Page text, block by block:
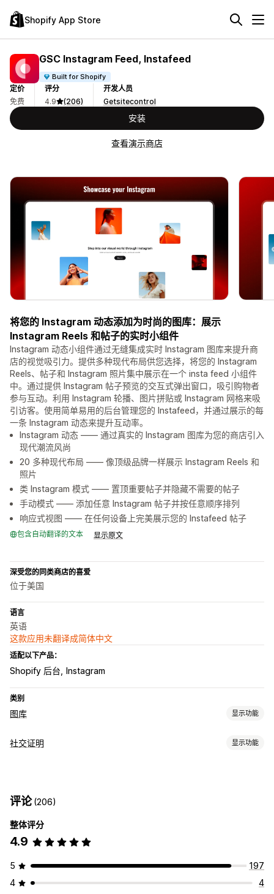
Shopify App Store
GSC Instagram Feed, Instafeed
Built for Shopify
定价
免费
评分
4.9
(206)
开发人员
Getsitecontrol
安装
查看演示商店
将您的 Instagram 动态添加为时尚的图库：展示
Instagram Reels 和帖子的实时小组件
Instagram 动态小组件通过无缝集成实时 Instagram 图库来提升商
店的视觉吸引力。提供多种现代布局供您选择，将您的 Instagram
Reels、帖子和 Instagram 照片集中展示在一个 insta feed 小组件
中。通过提供 Instagram 帖子预览的交互式弹出窗口，吸引购物者
参与互动。利用 Instagram 轮播、图片拼贴或 Instagram 网格来吸
引访客。使用简单易用的后台管理您的 Instafeed，并通过展示的每
一条 Instagram 动态来提升互动率。
Instagram 动态 —— 通过真实的 Instagram 图库为您的商店引入
现代潮流风尚
20 多种现代布局 —— 像顶级品牌一样展示 Instagram Reels 和
照片
类 Instagram 模式 —— 置顶重要帖子并隐藏不需要的帖子
手动模式 —— 添加任意 Instagram 帖子并按任意顺序排列
响应式视图 —— 在任何设备上完美展示您的 Instafeed 帖子
包含自动翻译的文本 显示原文
深受您的同类商店的喜爱
位于美国
语言
英语
这款应用未翻译成简体中文
适配以下产品：
Shopify 后台 Instagram
类别
图库 显示功能
图库类型
自定义样式
社交证明 显示功能
自定义布局
评论(206)
整体评分
4.9
5
197
4
4